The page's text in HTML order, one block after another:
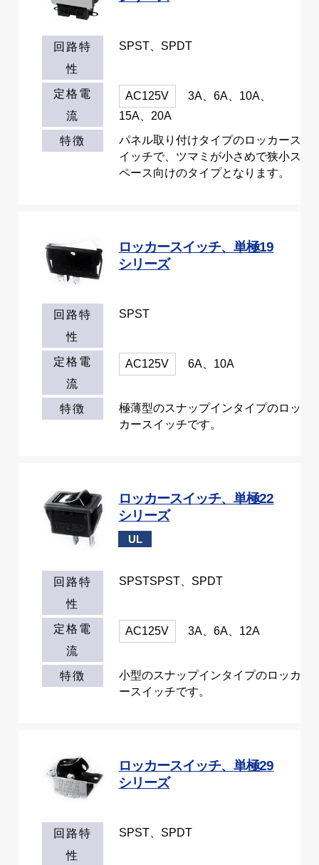
回路特
性
SPST、SPDT
定格電
流
AC125V
3A、6A、10A、
15A、20A
特徴
パネル取り付けタイプのロッカース
イッチで、ツマミが小さめで狭小ス
ペース向けのタイプとなります。
ロッカースイッチ、単極19
シリーズ
回路特
性
SPST
定格電
流
AC125V 6A、10A
特徴
極薄型のスナップインタイプのロッ
カースイッチです。
ロッカースイッチ、単極22
シリーズ
UL
回路特
性
SPSTSPST、SPDT
定格電
流
AC125V 3A、6A、12A
特徴
小型のスナップインタイプのロッカ
ースイッチです。
ロッカースイッチ、単極29
シリーズ
回路特
性
SPST、SPDT